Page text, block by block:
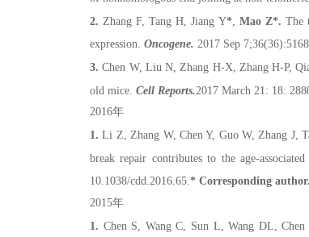
2. Zhang F, Tang H, Jiang Y*, Mao Z*. The
expression. Oncogene. 2017 Sep
3. Chen W, Liu N, Zhang H-X, Zhang H-P,
old mice. Cell Reports.2017 March 21: 18:
2016年
1.Li Z, Zhang W, Chen Y, Guo W, Zhang J,
break repair contributes to the age-
10.1038/cdd.2016.65.* Corresponding author.
2015年
1. Chen S, Wang C, Sun L, Wang DL,